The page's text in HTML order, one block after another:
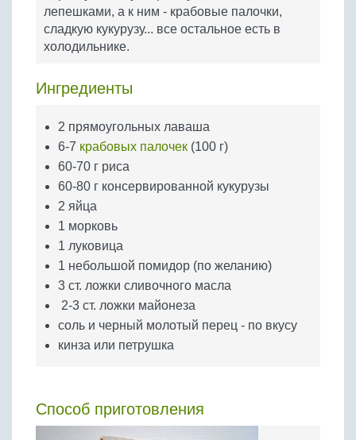
Бобовые
Яйца
Крупы
лепешками, а к ним - крабовые палочки,
сладкую кукурузу... все остальное есть в
холодильнике.
Ингредиенты
2 прямоугольных лаваша
6-7 крабовых палочек (100 г)
60-70 г риса
60-80 г консервированной кукурузы
2 яйца
1 морковь
1 луковица
1 небольшой помидор (по желанию)
3 ст. ложки сливочного масла
2-3 ст. ложки майонеза
соль и черный молотый перец - по вкусу
кинза или петрушка
Способ приготовления